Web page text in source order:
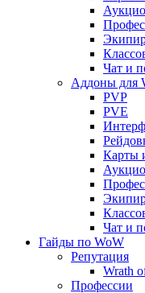
Чат и
Аддоны для
PVP
PVE
Карты
Чат и
Гайды по WoW
Репутация
Wrath
Профессии